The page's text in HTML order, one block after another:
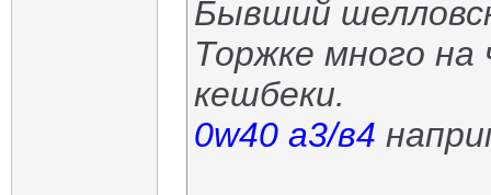
Бывший
Торжке много
кешбеки.
0w40 а3/в4